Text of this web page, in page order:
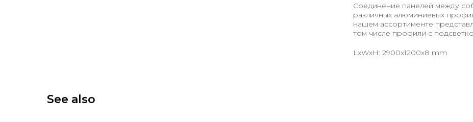
Соединение панелей между
различных алюминиевых
нашем ассортименте
том числе профили с
LxWxH: 2900x1200x8 mm
See also